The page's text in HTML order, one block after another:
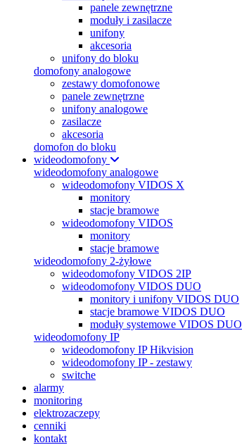
panele zewnętrzne
moduły i zasilacze
unifony
akcesoria
unifony do bloku
domofony analogowe
zestawy domofonowe
panele zewnętrzne
unifony analogowe
zasilacze
akcesoria
domofon do bloku
wideodomofony
wideodomofony analogowe
wideodomofony VIDOS X
monitory
stacje bramowe
wideodomofony VIDOS
monitory
stacje bramowe
wideodomofony 2-żyłowe
wideodomofony VIDOS 2IP
wideodomofony VIDOS DUO
monitory i unifony VIDOS DUO
stacje bramowe VIDOS DUO
moduły systemowe VIDOS DUO
wideodomofony IP
wideodomofony IP Hikvision
wideodomofony IP - zestawy
switche
alarmy
monitoring
elektrozaczepy
cenniki
kontakt